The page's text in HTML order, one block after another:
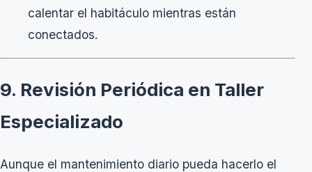
calentar el habitáculo mientras están
conectados.
9. Revisión Periódica en Taller
Especializado
Aunque el mantenimiento diario pueda hacerlo el